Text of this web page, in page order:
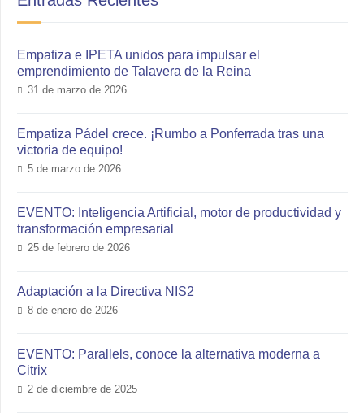
Empatiza e IPETA unidos para impulsar el
emprendimiento de Talavera de la Reina
31 de marzo de 2026
Empatiza Pádel crece. ¡Rumbo a Ponferrada tras una
victoria de equipo!
5 de marzo de 2026
EVENTO: Inteligencia Artificial, motor de productividad y
transformación empresarial
25 de febrero de 2026
Adaptación a la Directiva NIS2
8 de enero de 2026
EVENTO: Parallels, conoce la alternativa moderna a
Citrix
2 de diciembre de 2025